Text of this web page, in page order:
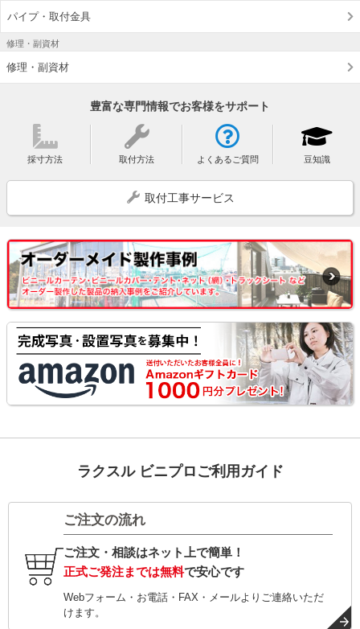
パイプ・取付金具
修理・副資材
修理・副資材
豊富な専門情報でお客様をサポート
採寸方法 取付方法 よくあるご質問 豆知識
取付工事サービス
ラクスル ビニプロご利用ガイド
ご注文の流れ
ご注文・相談はネット上で簡単！
正式ご発注までは無料で安心です
Webフォーム・お電話・FAX・メールよりご連絡いただ
けます。